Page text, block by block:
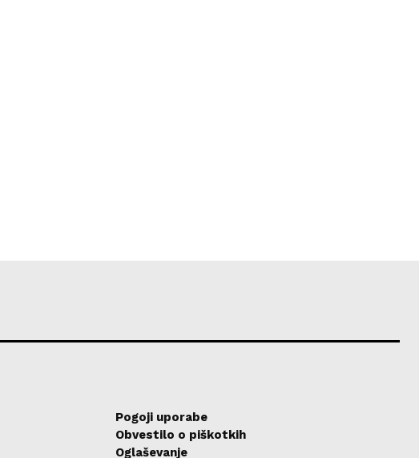
Pogoji uporabe
Obvestilo o piškotkih
Oglaševanje